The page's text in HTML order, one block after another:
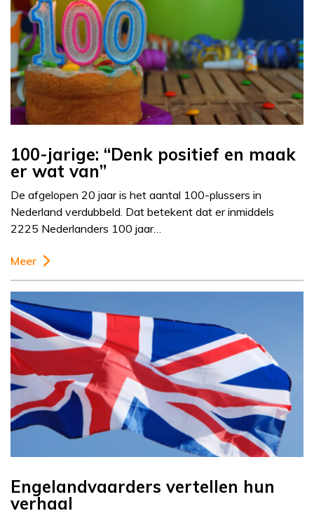
100-jarige: “Denk positief en maak
er wat van”
De afgelopen 20 jaar is het aantal 100-plussers in
Nederland verdubbeld. Dat betekent dat er inmiddels
2225 Nederlanders 100 jaar…
Meer
Engelandvaarders vertellen hun
verhaal